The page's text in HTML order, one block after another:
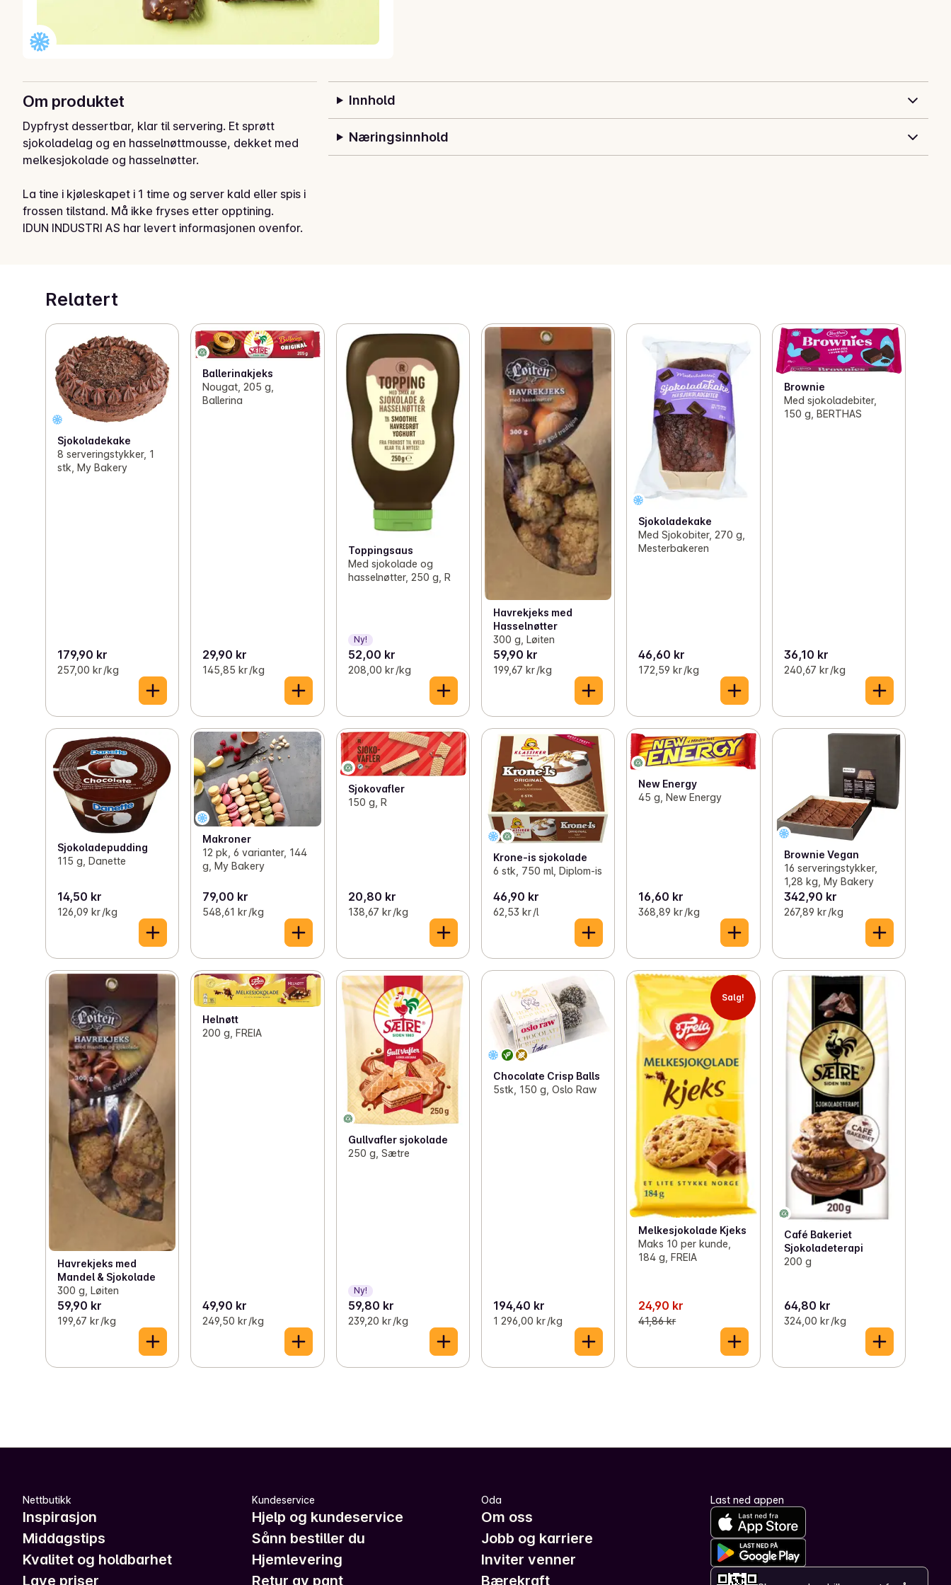
Om produktet
Dypfryst dessertbar, klar til servering. Et sprøtt
sjokoladelag og en hasselnøttmousse, dekket med
melkesjokolade og hasselnøtter.
La tine i kjøleskapet i 1 time og server kald eller spis i
frossen tilstand. Må ikke fryses etter opptining.
IDUN INDUSTRI AS har levert informasjonen ovenfor.
Innhold
Næringsinnhold
Relatert
Sjokoladekake
8 serveringstykker, 1
stk, My Bakery
179,90 kr
257,00 kr /kg
Ballerinakjeks
Nougat, 205 g,
Ballerina
29,90 kr
145,85 kr /kg
Toppingsaus
Med sjokolade og
hasselnøtter, 250 g, R
Ny!
52,00 kr
208,00 kr /kg
Havrekjeks med
Hasselnøtter
300 g, Løiten
59,90 kr
199,67 kr /kg
Sjokoladekake
Med Sjokobiter, 270 g,
Mesterbakeren
46,60 kr
172,59 kr /kg
Brownie
Med sjokoladebiter,
150 g, BERTHAS
36,10 kr
240,67 kr /kg
Sjokoladepudding
115 g, Danette
14,50 kr
126,09 kr /kg
Makroner
12 pk, 6 varianter, 144
g, My Bakery
79,00 kr
548,61 kr /kg
Sjokovafler
150 g, R
20,80 kr
138,67 kr /kg
Krone-is sjokolade
6 stk, 750 ml, Diplom-is
46,90 kr
62,53 kr /l
New Energy
45 g, New Energy
16,60 kr
368,89 kr /kg
Brownie Vegan
16 serveringstykker,
1,28 kg, My Bakery
342,90 kr
267,89 kr /kg
Havrekjeks med
Mandel & Sjokolade
300 g, Løiten
59,90 kr
199,67 kr /kg
Helnøtt
200 g, FREIA
49,90 kr
249,50 kr /kg
Gullvafler sjokolade
250 g, Sætre
Ny!
59,80 kr
239,20 kr /kg
Chocolate Crisp Balls
5stk, 150 g, Oslo Raw
194,40 kr
1 296,00 kr /kg
Salg!
Melkesjokolade Kjeks
Maks 10 per kunde,
184 g, FREIA
24,90 kr
41,86 kr
Café Bakeriet
Sjokoladeterapi
200 g
64,80 kr
324,00 kr /kg
Nettbutikk
Inspirasjon
Middagstips
Kvalitet og holdbarhet
Lave priser
Kundeservice
Hjelp og kundeservice
Sånn bestiller du
Hjemlevering
Retur av pant
Oda
Om oss
Jobb og karriere
Inviter venner
Bærekraft
Last ned appen